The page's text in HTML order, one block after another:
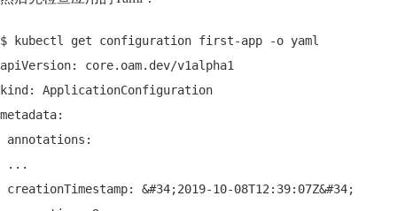
$ kubectl get configuration first-app -o yaml
apiVersion: core.oam.dev/v1alpha1
kind: ApplicationConfiguration
metadata:
annotations:
...
creationTimestamp: &#34;2019-10-08T12:39:07Z&#34;